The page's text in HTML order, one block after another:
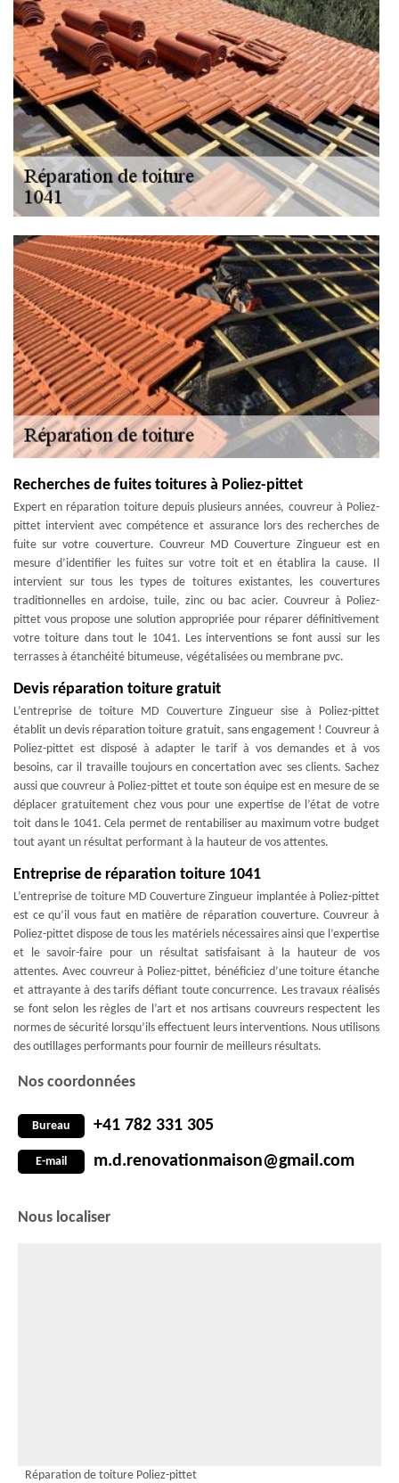
Recherches de fuites toitures à Poliez-pittet
Expert en réparation toiture depuis plusieurs années, couvreur à Poliez-
pittet intervient avec compétence et assurance lors des recherches de
fuite sur votre couverture. Couvreur MD Couverture Zingueur est en
mesure d’identifier les fuites sur votre toit et en établira la cause. Il
intervient sur tous les types de toitures existantes, les couvertures
traditionnelles en ardoise, tuile, zinc ou bac acier. Couvreur à Poliez-
pittet vous propose une solution appropriée pour réparer définitivement
votre toiture dans tout le 1041. Les interventions se font aussi sur les
terrasses à étanchéité bitumeuse, végétalisées ou membrane pvc.
Devis réparation toiture gratuit
L’entreprise de toiture MD Couverture Zingueur sise à Poliez-pittet
établit un devis réparation toiture gratuit, sans engagement ! Couvreur à
Poliez-pittet est disposé à adapter le tarif à vos demandes et à vos
besoins, car il travaille toujours en concertation avec ses clients. Sachez
aussi que couvreur à Poliez-pittet et toute son équipe est en mesure de se
déplacer gratuitement chez vous pour une expertise de l’état de votre
toit dans le 1041. Cela permet de rentabiliser au maximum votre budget
tout ayant un résultat performant à la hauteur de vos attentes.
Entreprise de réparation toiture 1041
L’entreprise de toiture MD Couverture Zingueur implantée à Poliez-pittet
est ce qu’il vous faut en matière de réparation couverture. Couvreur à
Poliez-pittet dispose de tous les matériels nécessaires ainsi que l’expertise
et le savoir-faire pour un résultat satisfaisant à la hauteur de vos
attentes. Avec couvreur à Poliez-pittet, bénéficiez d’une toiture étanche
et attrayante à des tarifs défiant toute concurrence. Les travaux réalisés
se font selon les règles de l’art et nos artisans couvreurs respectent les
normes de sécurité lorsqu’ils effectuent leurs interventions. Nous utilisons
des outillages performants pour fournir de meilleurs résultats.
Nos coordonnées
Bureau +41 782 331 305
E-mail m.d.renovationmaison@gmail.com
Nous localiser
Réparation de toiture Poliez-pittet